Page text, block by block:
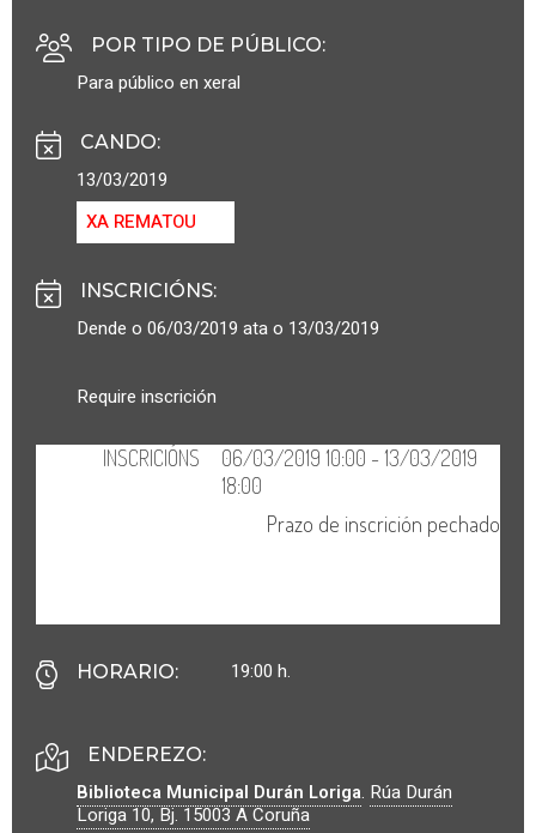
POR TIPO DE PÚBLICO:
Para público en xeral
CANDO:
13/03/2019
XA REMATOU
INSCRICIÓNS:
Dende o 06/03/2019 ata o 13/03/2019
Require inscrición
HORARIO: 19:00 h.
ENDEREZO:
Biblioteca Municipal Durán Loriga. Rúa Durán
Loriga 10, Bj.15003A Coruña